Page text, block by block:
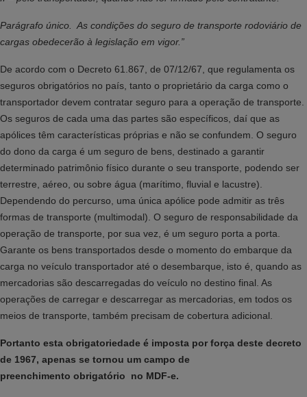
Parágrafo único. As condições do seguro de transporte rodoviário de
cargas obedecerão à legislação em vigor.”
De acordo com o Decreto 61.867, de 07/12/67, que regulamenta os
seguros obrigatórios no país, tanto o proprietário da carga como o
transportador devem contratar seguro para a operação de transporte.
Os seguros de cada uma das partes são específicos, daí que as
apólices têm características próprias e não se confundem. O seguro
do dono da carga é um seguro de bens, destinado a garantir
determinado patrimônio físico durante o seu transporte, podendo ser
terrestre, aéreo, ou sobre água (marítimo, fluvial e lacustre).
Dependendo do percurso, uma única apólice pode admitir as três
formas de transporte (multimodal). O seguro de responsabilidade da
operação de transporte, por sua vez, é um seguro porta a porta.
Garante os bens transportados desde o momento do embarque da
carga no veículo transportador até o desembarque, isto é, quando as
mercadorias são descarregadas do veículo no destino final. As
operações de carregar e descarregar as mercadorias, em todos os
meios de transporte, também precisam de cobertura adicional.
Portanto esta obrigatoriedade é imposta por força deste decreto
de 1967, apenas se tornou um campo de
preenchimento obrigatório no MDF-e.